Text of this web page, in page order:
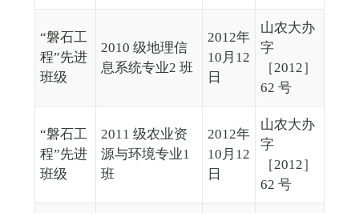
“磐石工
程”先进
班级
2010 级地理信
息系统专业2 班
2012年
10月12
日
山农大办
字
［2012］
62 号
“磐石工
程”先进
班级
2011 级农业资
源与环境专业1
班
2012年
10月12
日
山农大办
字
［2012］
62 号